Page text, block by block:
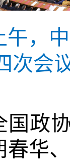
午，
次会
国政
春华